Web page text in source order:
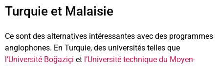
Turquie et Malaisie
Ce sont des alternatives intéressantes avec des programmes
anglophones. En Turquie, des universités telles que
l’Université Boğaziçi et l’Université technique du Moyen-